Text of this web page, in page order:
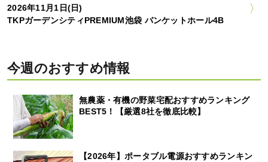
2026年11月1日(日)
TKPガーデンシティPREMIUM池袋 バンケットホール4B
今週のおすすめ情報
無農薬・有機の野菜宅配おすすめランキング
BEST5！【厳選8社を徹底比較】
【2026年】ポータブル電源おすすめランキン